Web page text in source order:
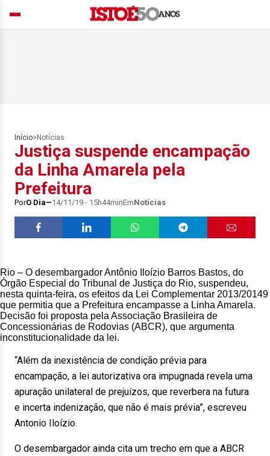
Início> Notícias
Justiça suspende encampação
da Linha Amarela pela
Prefeitura
PorO Dia 14/11/19 - 15h44minEmNotícias
Rio – O desembargador Antônio Iloízio Barros Bastos, do
Órgão Especial do Tribunal de Justiça do Rio, suspendeu,
nesta quinta-feira, os efeitos da Lei Complementar 2013/20149
que permitia que a Prefeitura encampasse a Linha Amarela.
Decisão foi proposta pela Associação Brasileira de
Concessionárias de Rodovias (ABCR), que argumenta
inconstitucionalidade da lei.
“Além da inexistência de condição prévia para
encampação, a lei autorizativa ora impugnada revela uma
apuração unilateral de prejuízos, que reverbera na futura
e incerta indenização, que não é mais prévia”, escreveu
Antonio Iloízio.
O desembargador ainda cita um trecho em que a ABCR